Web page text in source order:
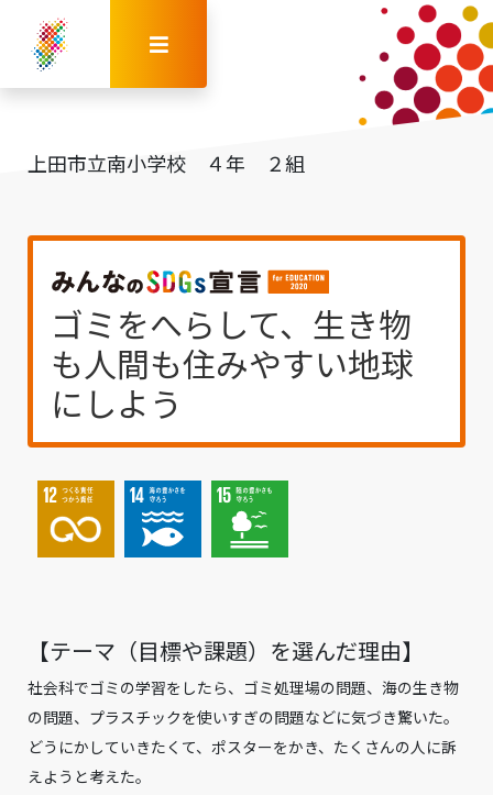
上田市立南小学校 ４年 ２組
ゴミをへらして、生き物
も人間も住みやすい地球
にしよう
【テーマ（目標や課題）を選んだ理由】
社会科でゴミの学習をしたら、ゴミ処理場の問題、海の生き物
の問題、プラスチックを使いすぎの問題などに気づき驚いた。
どうにかしていきたくて、ポスターをかき、たくさんの人に訴
えようと考えた。